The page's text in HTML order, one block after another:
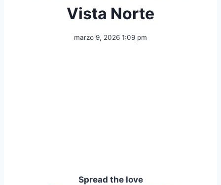
Vista Norte
marzo 9, 2026 1:09 pm
Spread the love